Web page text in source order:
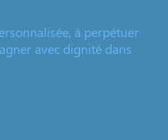
à perpétuer
avec dignité dans